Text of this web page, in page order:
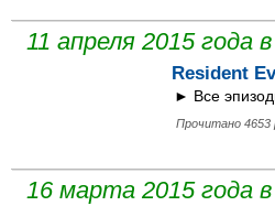
11 апреля 2015 года
Resident
► Все
Прочитано 4653
16 марта 2015 года